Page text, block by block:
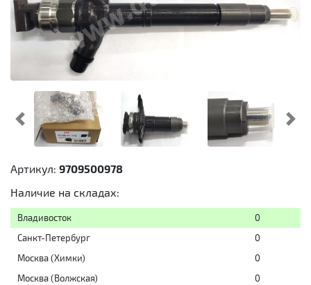
Предыдущий
Артикул: 9709500978
Наличие на складах:
Владивосток
0
Санкт-Петербург
0
Москва (Химки)
0
Москва (Волжская)
0